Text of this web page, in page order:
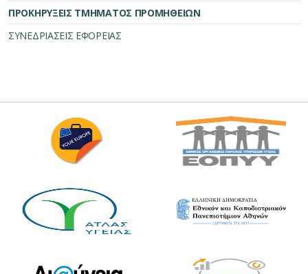
ΠΡΟΚΗΡΥΞΕΙΣ ΤΜΗΜΑΤΟΣ ΠΡΟΜΗΘΕΙΩΝ
ΣΥΝΕΔΡΙΑΣΕΙΣ ΕΦΟΡΕΙΑΣ